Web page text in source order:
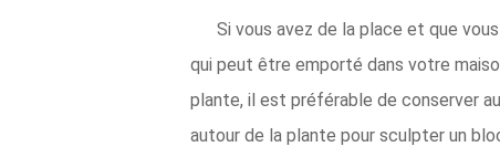
Si vous avez de la place et que
qui peut être emporté dans votre
plante, il est préférable de conserver
autour de la plante pour sculpter un